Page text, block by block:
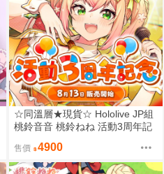
☆同溫層★現貨☆ Hololive JP組
桃鈴音音 桃鈴ねね 活動3周年記
售價 4900